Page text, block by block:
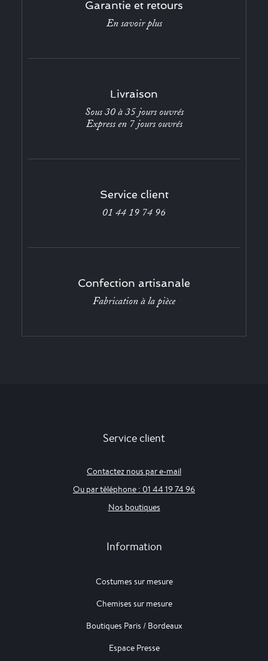
Garantie et retours
En savoir plus
Livraison
Sous 30 à 35 jours ouvrés
Express en 7 jours ouvrés
Service client
01 44 19 74 96
Confection artisanale
Fabrication à la pièce
Service client
Contactez nous par e-mail
Ou par téléphone : 01 44 19 74 96
Nos boutiques
Information
Costumes sur mesure
Chemises sur mesure
Boutiques Paris / Bordeaux
Espace Presse